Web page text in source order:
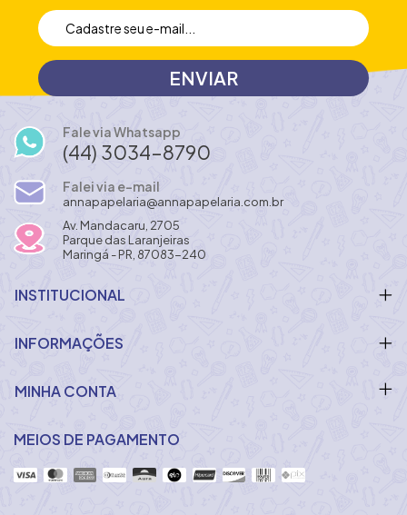
Fale via Whatsapp
(44) 3034-8790
Falei via e-mail
annapapelaria@annapapelaria.com.br
Av. Mandacaru, 2705
Parque das Laranjeiras
Maringá - PR, 87083-240
INSTITUCIONAL
INFORMAÇÕES
MINHA CONTA
MEIOS DE PAGAMENTO